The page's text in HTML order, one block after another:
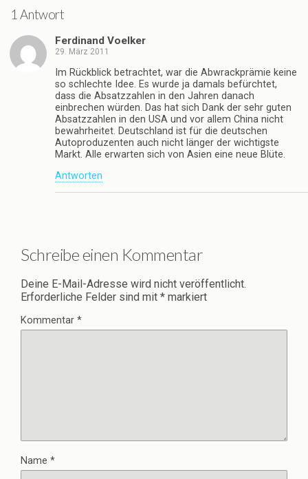
1 Antwort
Ferdinand Voelker
29. März 2011
Im Rückblick betrachtet, war die Abwrackprämie keine
so schlechte Idee. Es wurde ja damals befürchtet,
dass die Absatzzahlen in den Jahren danach
einbrechen würden. Das hat sich Dank der sehr guten
Absatzzahlen in den USA und vor allem China nicht
bewahrheitet. Deutschland ist für die deutschen
Autoproduzenten auch nicht länger der wichtigste
Markt. Alle erwarten sich von Asien eine neue Blüte.
Antworten
Schreibe einen Kommentar
Deine E-Mail-Adresse wird nicht veröffentlicht.
Erforderliche Felder sind mit * markiert
Kommentar *
Name *